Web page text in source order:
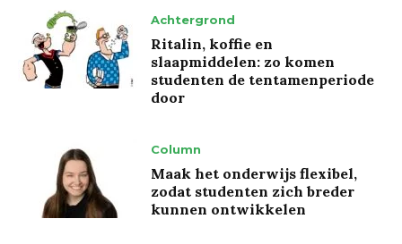
Achtergrond
Ritalin, koffie en
slaapmiddelen: zo komen
studenten de tentamenperiode
door
Column
Maak het onderwijs flexibel,
zodat studenten zich breder
kunnen ontwikkelen